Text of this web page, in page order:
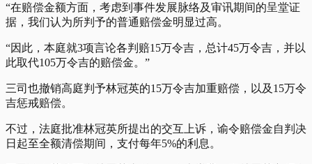
“在赔偿金额方面，考虑到事件发展脉络及审讯期间的呈堂证
据，我们认为所判予的普通赔偿金明显过高。
“因此，本庭就3项言论各判赔15万令吉，总计45万令吉，并以
此取代105万令吉的赔偿金。”
三司也撤销高庭判予林冠英的15万令吉加重赔偿，以及15万令
吉惩戒赔偿。
不过，法庭批准林冠英所提出的交互上诉，谕令赔偿金自判决
日起至全额清偿期间，支付每年5%的利息。